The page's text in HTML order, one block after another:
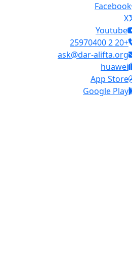
Facebook
X
Youtube
+20 2 25970400
ask@dar-alifta.org
huawei
App Store
Google Play